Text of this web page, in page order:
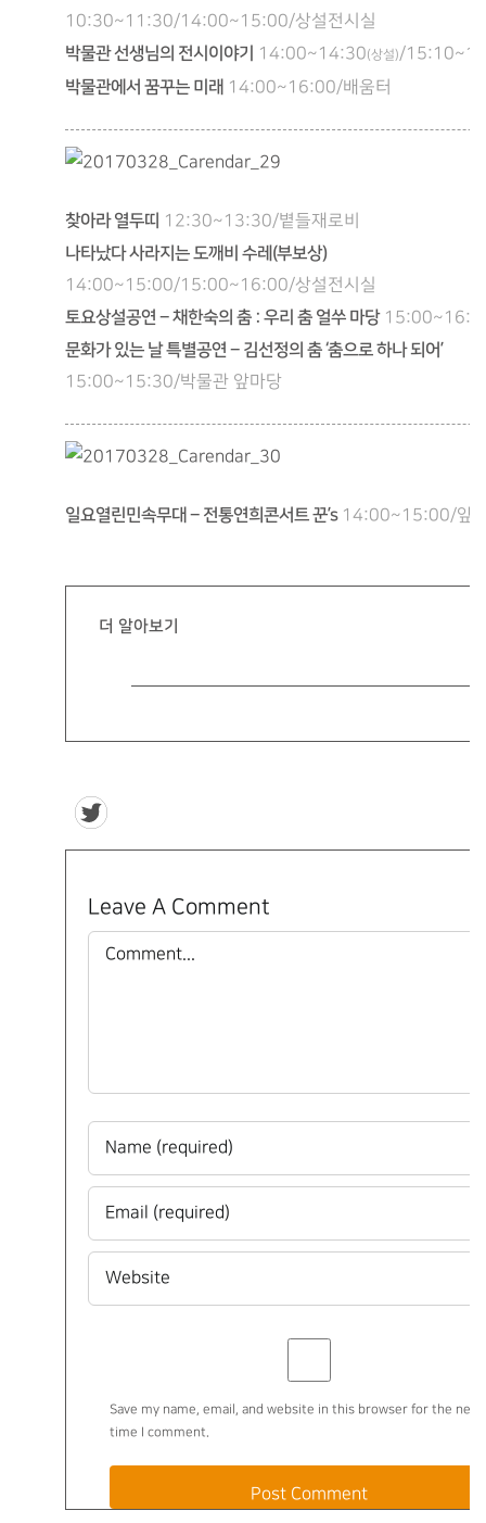
10:30~11:30/14:00~15:00/상설전시실
박물관 선생님의 전시이야기 14:00~14:30(상설)/
박물관에서 꿈꾸는 미래 14:00~16:00/배움터
찾아라 열두띠 12:30~13:30/볕들재로비
나타났다 사라지는 도깨비 수레(부보상)
14:00~15:00/15:00~16:00/상설전시실
토요상설공연 – 채한숙의 춤 : 우리 춤 얼쑤 마당
문화가 있는 날 특별공연 – 김선정의 춤 ‘춤으로 하나 되어’
15:00~15:30/박물관 앞마당
일요열린민속무대 – 전통연희콘서트 꾼’s 14:00~15:00/앞
더 알아보기
Leave A Comment
Comment
Save my name, email, and website in this browser for the next
time I comment.